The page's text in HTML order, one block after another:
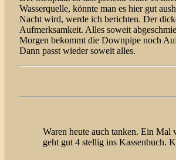
Der Stellplatz ist fast perfekt. Gäbe es
Wasserquelle, könnte man es hier gut
Nacht wird, werde ich berichten. Der
Aufmerksamkeit. Alles soweit